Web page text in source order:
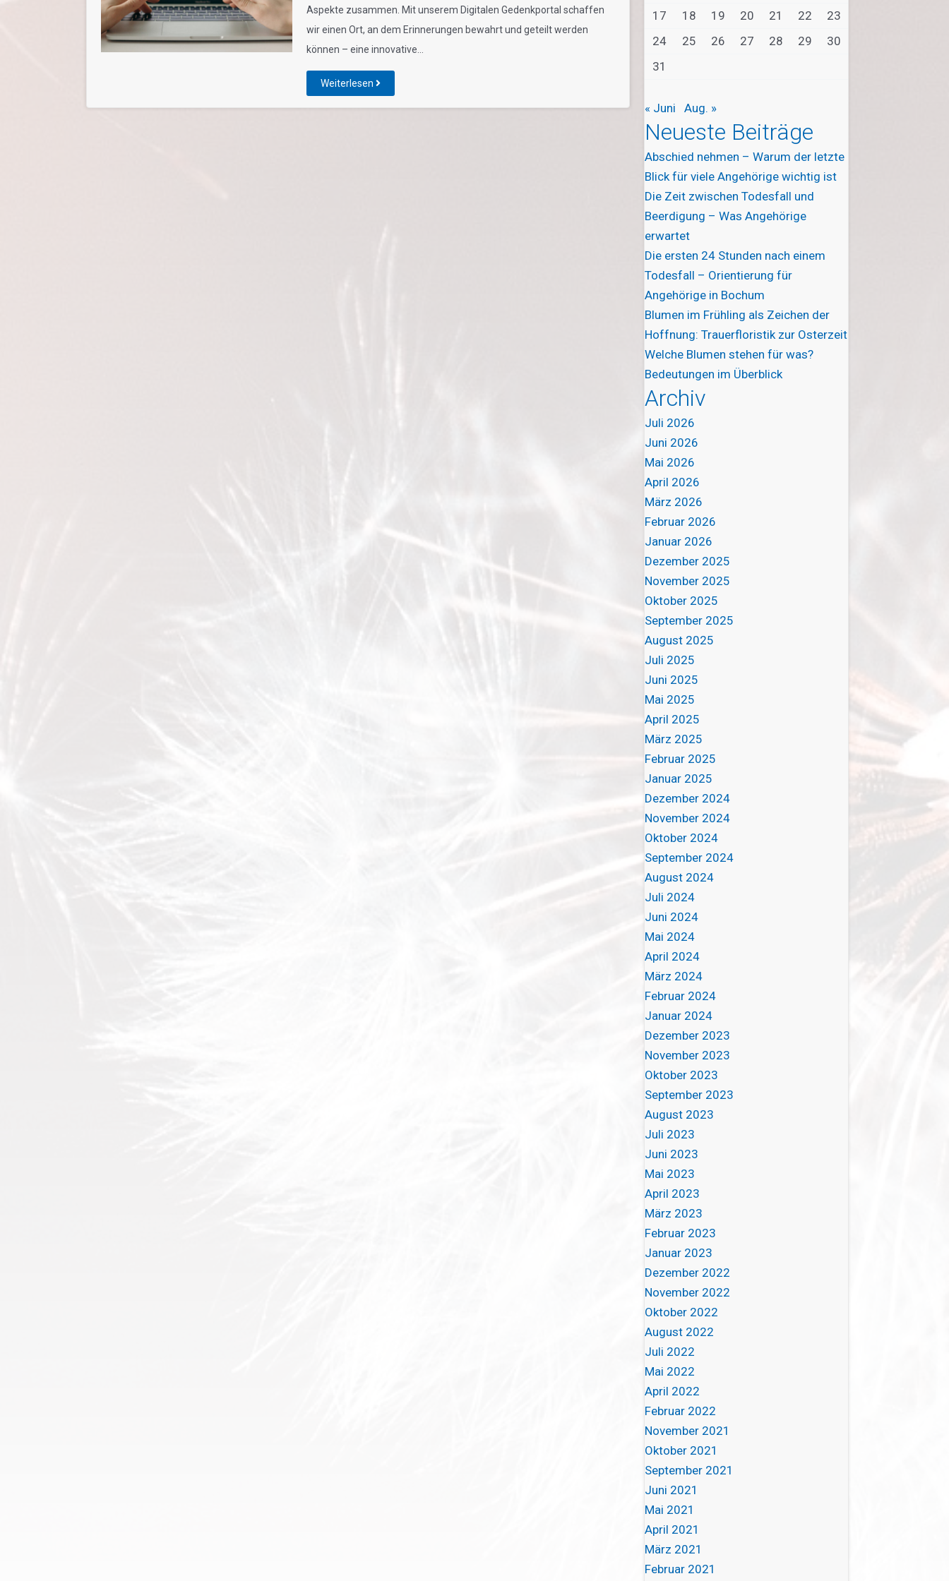
Aspekte zusammen. Mit unserem Digitalen Gedenkportal schaffen
wir einen Ort, an dem Erinnerungen bewahrt und geteilt werden
können – eine innovative…
Weiterlesen
17
18 19 20 21 22
23
24
25 26 27 28 29
30
31
« Juni Aug. »
Neueste Beiträge
Abschied nehmen – Warum der letzte
Blick für viele Angehörige wichtig ist
Die Zeit zwischen Todesfall und
Beerdigung – Was Angehörige
erwartet
Die ersten 24 Stunden nach einem
Todesfall – Orientierung für
Angehörige in Bochum
Blumen im Frühling als Zeichen der
Hoffnung: Trauerfloristik zur Osterzeit
Welche Blumen stehen für was?
Bedeutungen im Überblick
Archiv
Juli 2026
Juni 2026
Mai 2026
April 2026
März 2026
Februar 2026
Januar 2026
Dezember 2025
November 2025
Oktober 2025
September 2025
August 2025
Juli 2025
Juni 2025
Mai 2025
April 2025
März 2025
Februar 2025
Januar 2025
Dezember 2024
November 2024
Oktober 2024
September 2024
August 2024
Juli 2024
Juni 2024
Mai 2024
April 2024
März 2024
Februar 2024
Januar 2024
Dezember 2023
November 2023
Oktober 2023
September 2023
August 2023
Juli 2023
Juni 2023
Mai 2023
April 2023
März 2023
Februar 2023
Januar 2023
Dezember 2022
November 2022
Oktober 2022
August 2022
Juli 2022
Mai 2022
April 2022
Februar 2022
November 2021
Oktober 2021
September 2021
Juni 2021
Mai 2021
April 2021
März 2021
Februar 2021